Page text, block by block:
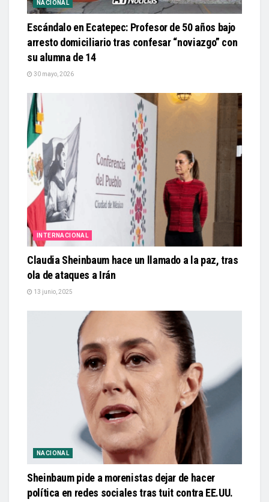
NACIONAL
Escándalo en Ecatepec: Profesor de 50 años bajo
arresto domiciliario tras confesar “noviazgo” con
su alumna de 14
30 mayo, 2026
INTERNACIONAL
Claudia Sheinbaum hace un llamado a la paz, tras
ola de ataques a Irán
13 junio, 2025
NACIONAL
Sheinbaum pide a morenistas dejar de hacer
política en redes sociales tras tuit contra EE.UU.